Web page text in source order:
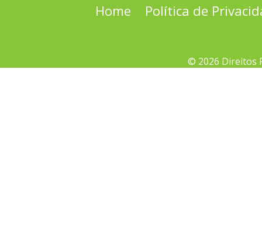
Home Política de
© 2026 Direitos